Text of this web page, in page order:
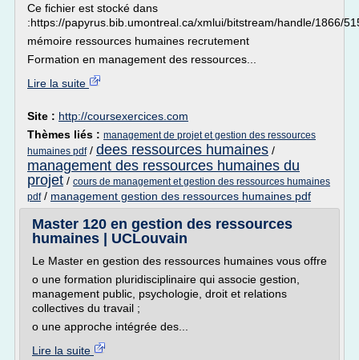
Ce fichier est stocké dans
:https://papyrus.bib.umontreal.ca/xmlui/bitstream/handle/1866/
mémoire ressources humaines recrutement
Formation en management des ressources...
Lire la suite
Site : http://coursexercices.com
Thèmes liés : management de projet et gestion des ressources
humaines pdf/ dees ressources humaines /
management des ressources humaines du
projet / cours de management et gestion des ressources humaines
pdf/ management gestion des ressources humaines pdf
Master 120 en gestion des ressources
humaines | UCLouvain
Le Master en gestion des ressources humaines vous offre
o une formation pluridisciplinaire qui associe gestion,
management public, psychologie, droit et relations
collectives du travail ;
o une approche intégrée des...
Lire la suite